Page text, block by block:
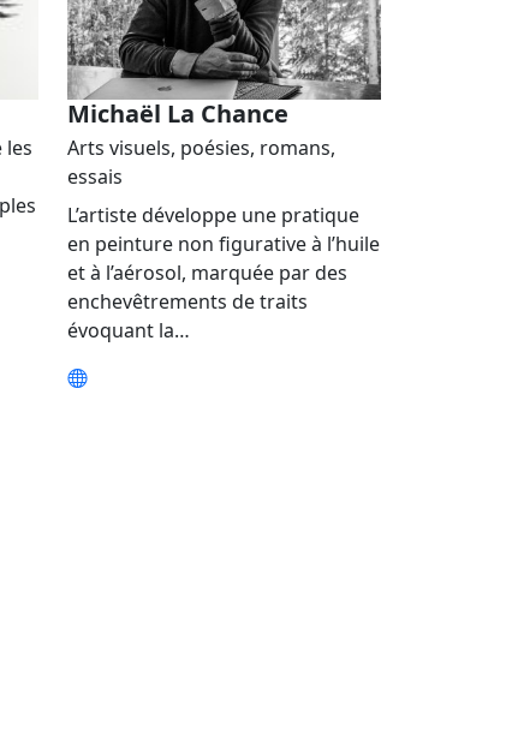
les
Michaël La Chance
Arts visuels, poésies, romans,
essais
L’artiste développe une pratique
en peinture non figurative à l’huile
et à l’aérosol, marquée par des
enchevêtrements de traits
évoquant la…